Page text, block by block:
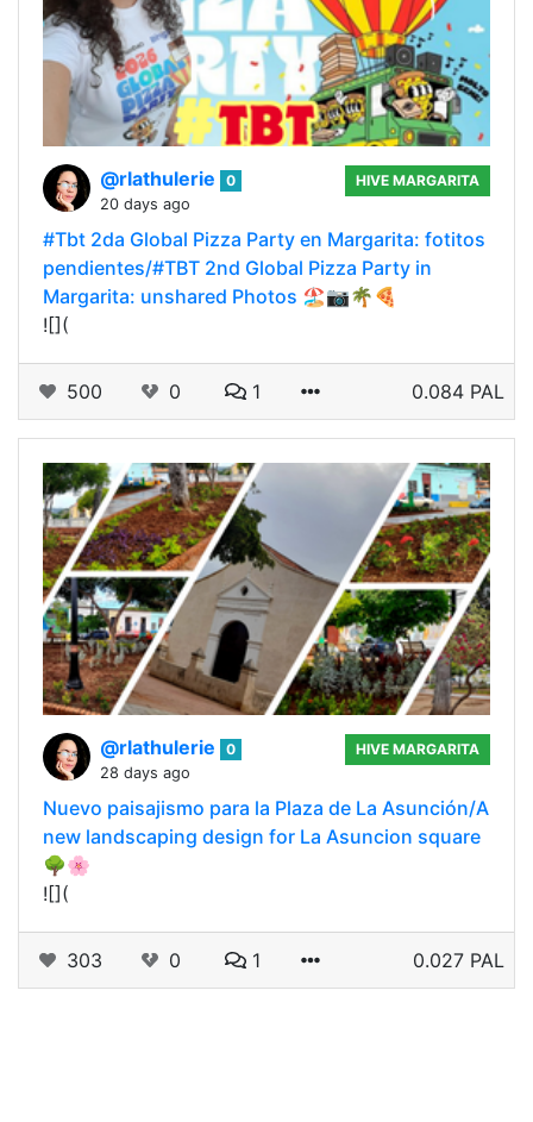
@rlathulerie
0
20 days ago
HIVE MARGARITA
#Tbt 2da Global Pizza Party en Margarita: fotitos
pendientes/#TBT 2nd Global Pizza Party in
Margarita: unshared Photos 🏖📷🌴🍕
![](
500 0 1 0.084 PAL
@rlathulerie
0
28 days ago
HIVE MARGARITA
Nuevo paisajismo para la Plaza de La Asunción/A
new landscaping design for La Asuncion square
🌳🌸
![](
303 0 1 0.027 PAL